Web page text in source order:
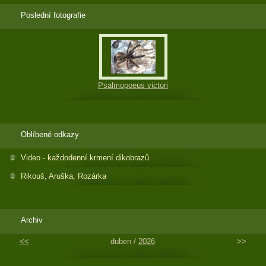
Poslední fotografie
Psalmopoeus victori
Oblíbené odkazy
Video - každodenní krmení dikobrazů
Rikouš, Aruška, Rozárka
Archiv
<< duben / 2026 >>